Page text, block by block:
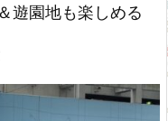
遊園地も楽しめる